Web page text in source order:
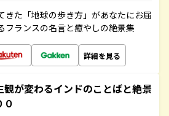
きた「地球の歩き方」があなたにお届
フランスの名言と癒やしの絶景集
詳細を見る
観が変わるインドのことばと絶景
０